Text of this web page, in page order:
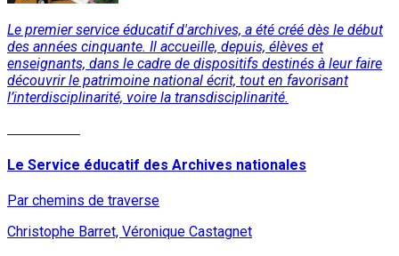
Le premier service éducatif d'archives, a été créé dès le début
des années cinquante. Il accueille, depuis, élèves et
enseignants, dans le cadre de dispositifs destinés à leur faire
découvrir le patrimoine national écrit, tout en favorisant
l’interdisciplinarité, voire la transdisciplinarité.
Le Service éducatif des Archives nationales
Par chemins de traverse
Christophe Barret, Véronique Castagnet